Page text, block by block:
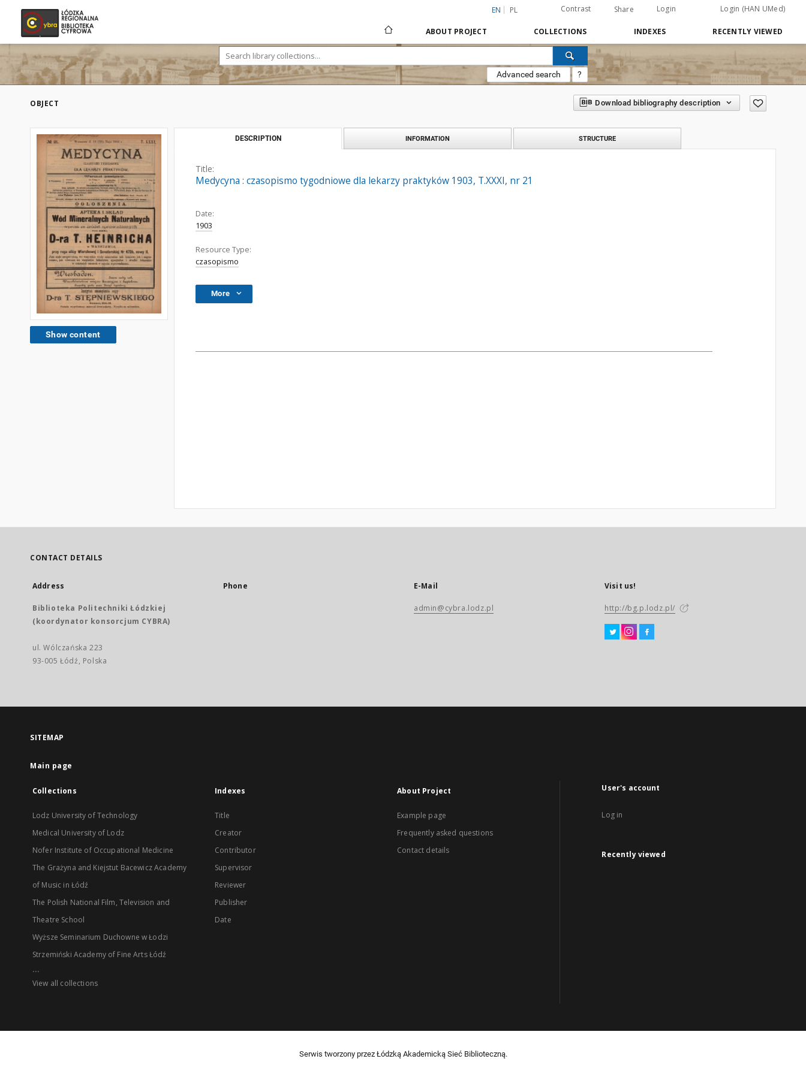
EN PL Contrast Share Login Login (HAN UMed)
ABOUT PROJECT COLLECTIONS INDEXES RECENTLY VIEWED
Advanced search ?
OBJECT Download bibliography description
Show content
DESCRIPTION INFORMATION STRUCTURE
Title:
Medycyna : czasopismo tygodniowe dla lekarzy praktyków 1903, T.XXXI, nr 21
Date:
1903
Resource Type:
czasopismo
More
CONTACT DETAILS
Address
Biblioteka Politechniki Łódzkiej
(koordynator konsorcjum CYBRA)
ul. Wólczańska 223
93-005 Łódź, Polska
Phone E-Mail
admin@cybra.lodz.pl
Visit us!
http://bg.p.lodz.pl/
SITEMAP
Main page
Collections
Lodz University of Technology
Medical University of Lodz
Nofer Institute of Occupational Medicine
The Grażyna and Kiejstut Bacewicz Academy
of Music in Łódź
The Polish National Film, Television and
Theatre School
Wyższe Seminarium Duchowne w Łodzi
Strzemiński Academy of Fine Arts Łódź
...
View all collections
Indexes
Title
Creator
Contributor
Supervisor
Reviewer
Publisher
Date
About Project
Example page
Frequently asked questions
Contact details
User's account
Log in
Recently viewed
Serwis tworzony przez Łódzką Akademicką Sieć Biblioteczną.